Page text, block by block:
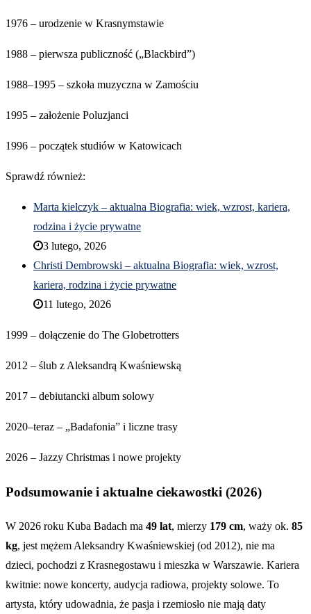
1976 – urodzenie w Krasnymstawie
1988 – pierwsza publiczność („Blackbird”)
1988–1995 – szkoła muzyczna w Zamościu
1995 – założenie Poluzjanci
1996 – początek studiów w Katowicach
Sprawdź również:
Marta kielczyk – aktualna Biografia: wiek, wzrost, kariera,
rodzina i życie prywatne
3 lutego, 2026
Christi Dembrowski – aktualna Biografia: wiek, wzrost,
kariera, rodzina i życie prywatne
11 lutego, 2026
1999 – dołączenie do The Globetrotters
2012 – ślub z Aleksandrą Kwaśniewską
2017 – debiutancki album solowy
2020–teraz – „Badafonia” i liczne trasy
2026 – Jazzy Christmas i nowe projekty
Podsumowanie i aktualne ciekawostki (2026)
W 2026 roku Kuba Badach ma 49 lat, mierzy 179 cm, waży ok. 85
kg, jest mężem Aleksandry Kwaśniewskiej (od 2012), nie ma
dzieci, pochodzi z Krasnegostawu i mieszka w Warszawie. Kariera
kwitnie: nowe koncerty, audycja radiowa, projekty solowe. To
artysta, który udowadnia, że pasja i rzemiosło nie mają daty